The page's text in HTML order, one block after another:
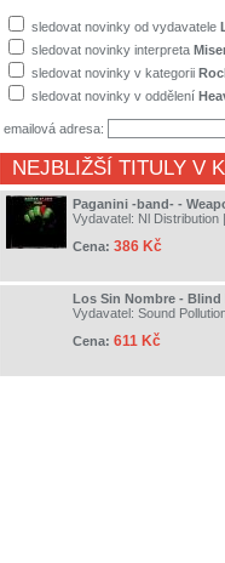
sledovat novinky od vydavatele
sledovat novinky interpreta
sledovat novinky v kategorii
sledovat novinky v oddělení
emailová adresa:
NEJBLIŽŠÍ TITULY V
Paganini -band- -
Vydavatel: Nl Distribution
Cena: 386 Kč
Los Sin Nombre -
Vydavatel: Sound
Cena: 611 Kč